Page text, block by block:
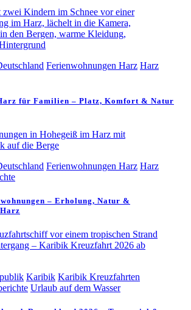
Ferienwohnungen Harz Harz
für Familien – Platz, Komfort & Natur
Ferienwohnungen Harz Harz
– Erholung, Natur &
Karibik Karibik Kreuzfahrten
Urlaub auf dem Wasser